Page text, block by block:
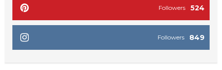
524
Followers
849
Followers